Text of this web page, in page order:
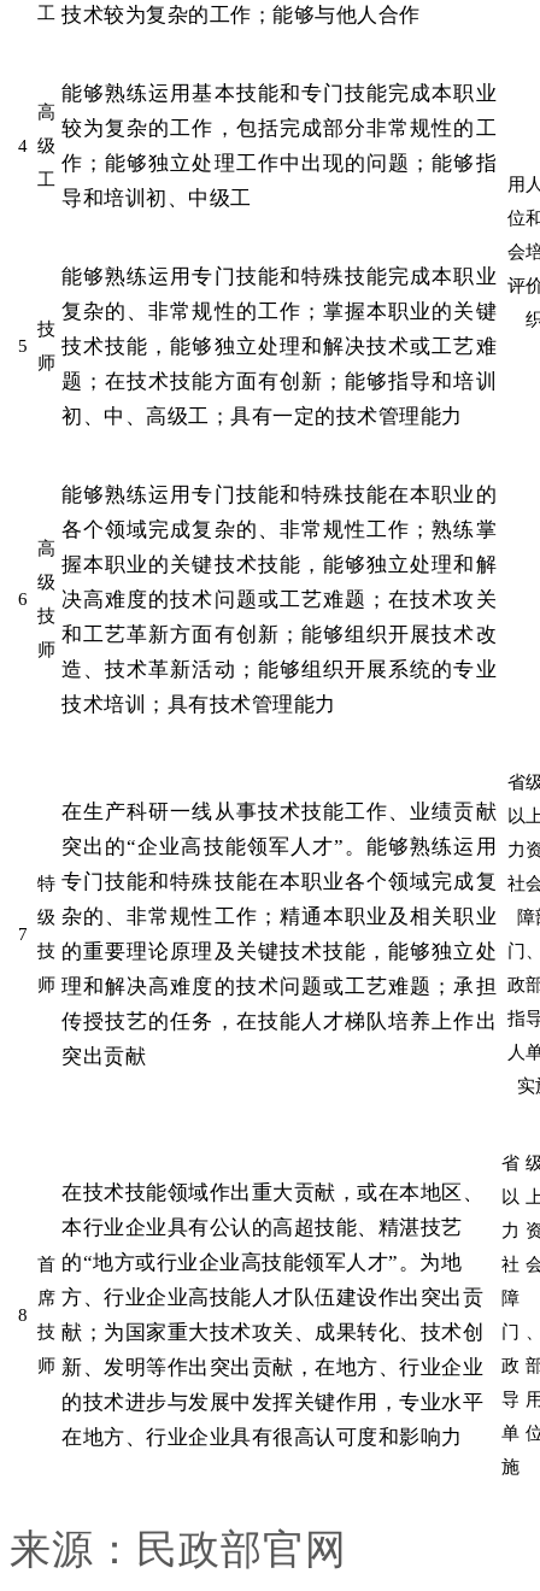
用
位
会
评
工 技术较为复杂的工作；能够与他人合作
4
高
级
工
能够熟练运用基本技能和专门技能完成本职业
较为复杂的工作，包括完成部分非常规性的工
作；能够独立处理工作中出现的问题；能够指
导和培训初、中级工
5
技
师
能够熟练运用专门技能和特殊技能完成本职业
复杂的、非常规性的工作；掌握本职业的关键
技术技能，能够独立处理和解决技术或工艺难
题；在技术技能方面有创新；能够指导和培训
初、中、高级工；具有一定的技术管理能力
6
高
级
技
师
能够熟练运用专门技能和特殊技能在本职业的
各个领域完成复杂的、非常规性工作；熟练掌
握本职业的关键技术技能，能够独立处理和解
决高难度的技术问题或工艺难题；在技术攻关
和工艺革新方面有创新；能够组织开展技术改
造、技术革新活动；能够组织开展系统的专业
技术培训；具有技术管理能力
7
特
级
技
师
在生产科研一线从事技术技能工作、业绩贡献
突出的“企业高技能领军人才”。能够熟练运用
专门技能和特殊技能在本职业各个领域完成复
杂的、非常规性工作；精通本职业及相关职业
的重要理论原理及关键技术技能，能够独立处
理和解决高难度的技术问题或工艺难题；承担
传授技艺的任务，在技能人才梯队培养上作出
突出贡献
省
以
力
社
障
门
政
指
人
实
8
首
席
技
师
在技术技能领域作出重大贡献，或在本地区、
本行业企业具有公认的高超技能、精湛技艺
的“地方或行业企业高技能领军人才”。为地
方、行业企业高技能人才队伍建设作出突出贡
献；为国家重大技术攻关、成果转化、技术创
新、发明等作出突出贡献，在地方、行业企业
的技术进步与发展中发挥关键作用，专业水平
在地方、行业企业具有很高认可度和影响力
省
以
力
社
障
门
政
导
单
施
来源：民政部官网